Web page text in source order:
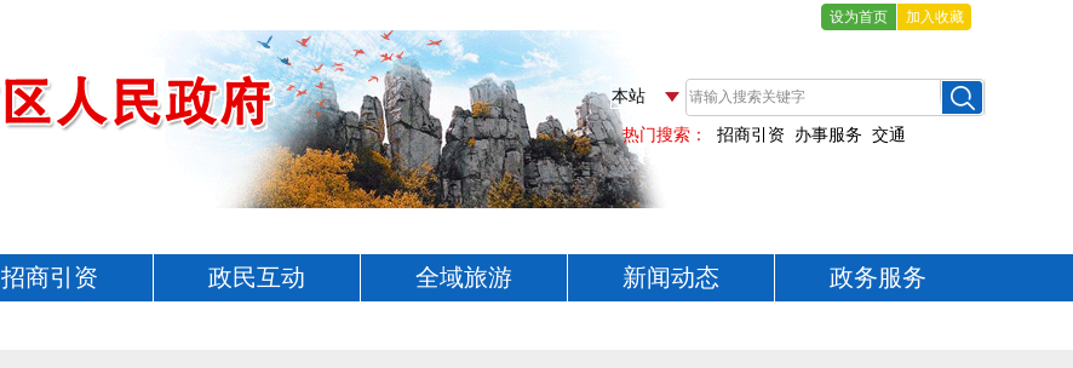
设为首页 加入收藏
招商引资 政民互动 全域旅游 新闻动态 政务服务